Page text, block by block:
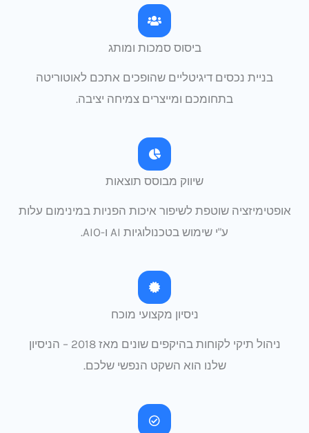
ביסוס סמכות ומותג
בניית נכסים דיגיטליים שהופכים אתכם לאוטוריטה
בתחומכם ומייצרים צמיחה יציבה.
שיווק מבוסס תוצאות
שוטפת לשיפור איכות הפניות במינימום עלות
ע"י שימוש בטכנולוגיות AI ו-AIO.
ניסיון מקצועי מוכח
ניהול תיקי לקוחות בהיקפים שונים מאז 2018 – הניסיון
שלנו הוא השקט הנפשי שלכם.